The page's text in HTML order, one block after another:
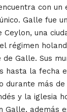
con
Galle fue
una
régimen
Galle. Sus
hasta la fecha
durante más
y la iglesia
Galle, además